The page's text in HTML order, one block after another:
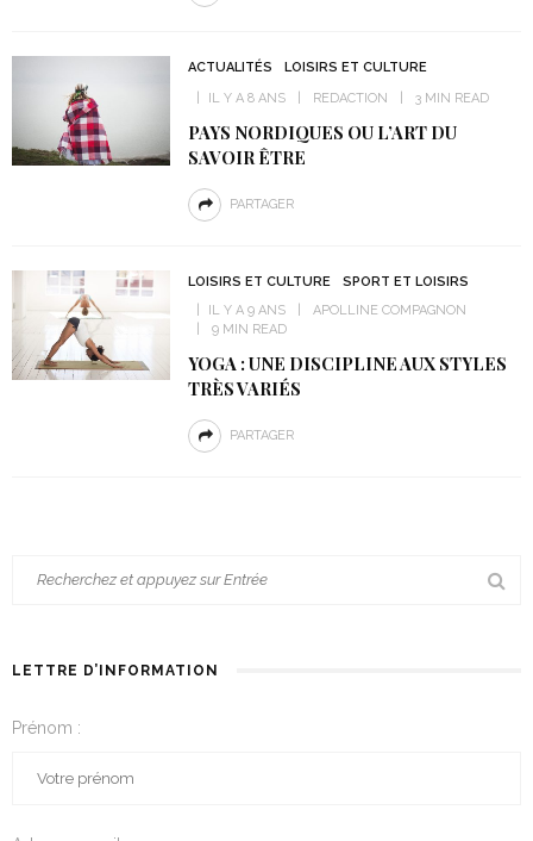
ACTUALITÉS
LOISIRS ET CULTURE
IL Y A 8 ANS
REDACTION 3 MIN READ
PAYS NORDIQUES OU L’ART DU
SAVOIR ÊTRE
PARTAGER
LOISIRS ET CULTURE
SPORT ET LOISIRS
IL Y A 9 ANS
APOLLINE COMPAGNON
9 MIN READ
YOGA : UNE DISCIPLINE AUX STYLES
TRÈS VARIÉS
PARTAGER
LETTRE D’INFORMATION
Prénom :